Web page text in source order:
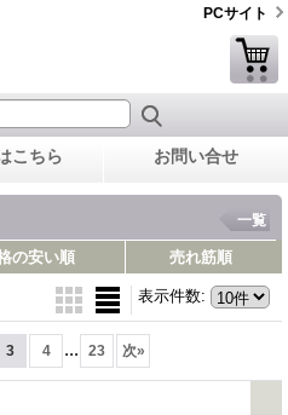
PCサイト
こちら お問い合せ
一覧
の安い順 売れ筋順
表示件数:
3 4 ... 23 次»